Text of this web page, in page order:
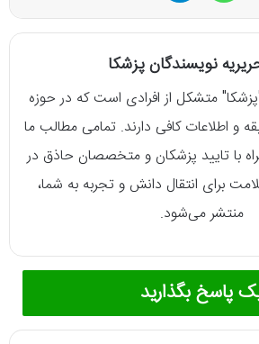
نویسندگان پزشکا
متشکل از افرادی است که در حوزه
و اطلاعات کافی دارند. تمامی مطالب ما
با تایید پزشکان و متخصصان حاذق در
برای انتقال دانش و تجربه به شما،
منتشر می‌شود.
پاسخ بگذارید